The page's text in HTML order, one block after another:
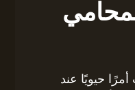
حيويًا عند